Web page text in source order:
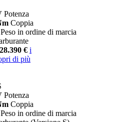
Potenza
Coppia
Peso in ordine di marcia
€ i
di più
Potenza
Coppia
Peso in ordine di marcia